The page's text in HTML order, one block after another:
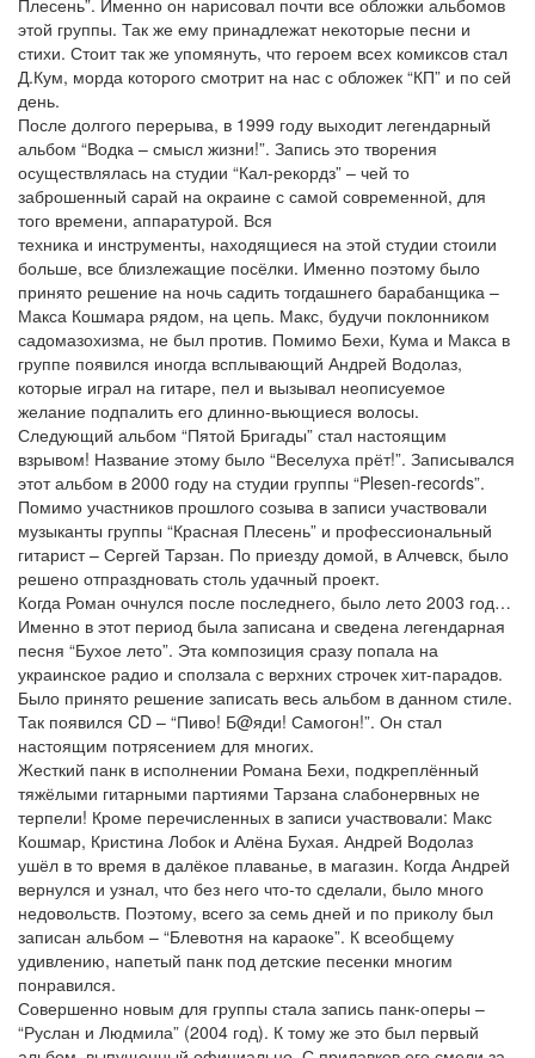
Плесень”. Именно он нарисовал почти все обложки альбомов
этой группы. Так же ему принадлежат некоторые песни и
стихи. Стоит так же упомянуть, что героем всех комиксов стал
Д.Кум, морда которого смотрит на нас с обложек “КП” и по сей
день.
После долгого перерыва, в 1999 году выходит легендарный
альбом “Водка – смысл жизни!”. Запись это творения
осуществлялась на студии “Кал-рекордз” – чей то
заброшенный сарай на окраине с самой современной, для
того времени, аппаратурой. Вся
техника и инструменты, находящиеся на этой студии стоили
больше, все близлежащие посёлки. Именно поэтому было
принято решение на ночь садить тогдашнего барабанщика –
Макса Кошмара рядом, на цепь. Макс, будучи поклонником
садомазохизма, не был против. Помимо Бехи, Кума и Макса в
группе появился иногда всплывающий Андрей Водолаз,
которые играл на гитаре, пел и вызывал неописуемое
желание подпалить его длинно-вьющиеся волосы.
Следующий альбом “Пятой Бригады” стал настоящим
взрывом! Название этому было “Веселуха прёт!”. Записывался
этот альбом в 2000 году на студии группы “Plesen-records”.
Помимо участников прошлого созыва в записи участвовали
музыканты группы “Красная Плесень” и профессиональный
гитарист – Сергей Тарзан. По приезду домой, в Алчевск, было
решено отпраздновать столь удачный проект.
Когда Роман очнулся после последнего, было лето 2003 год…
Именно в этот период была записана и сведена легендарная
песня “Бухое лето”. Эта композиция сразу попала на
украинское радио и сползала с верхних строчек хит-парадов.
Было принято решение записать весь альбом в данном стиле.
Так появился CD – “Пиво! Б@яди! Самогон!”. Он стал
настоящим потрясением для многих.
Жесткий панк в исполнении Романа Бехи, подкреплённый
тяжёлыми гитарными партиями Тарзана слабонервных не
терпели! Кроме перечисленных в записи участвовали: Макс
Кошмар, Кристина Лобок и Алёна Бухая. Андрей Водолаз
ушёл в то время в далёкое плаванье, в магазин. Когда Андрей
вернулся и узнал, что без него что-то сделали, было много
недовольств. Поэтому, всего за семь дней и по приколу был
записан альбом – “Блевотня на караоке”. К всеобщему
удивлению, напетый панк под детские песенки многим
понравился.
Совершенно новым для группы стала запись панк-оперы –
“Руслан и Людмила” (2004 год). К тому же это был первый